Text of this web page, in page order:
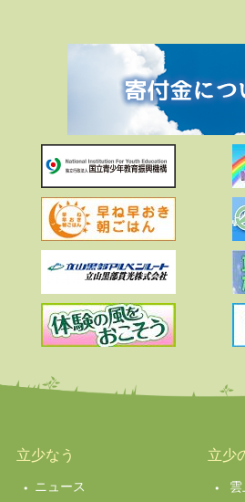
立少なう
ニュース
立少
雲